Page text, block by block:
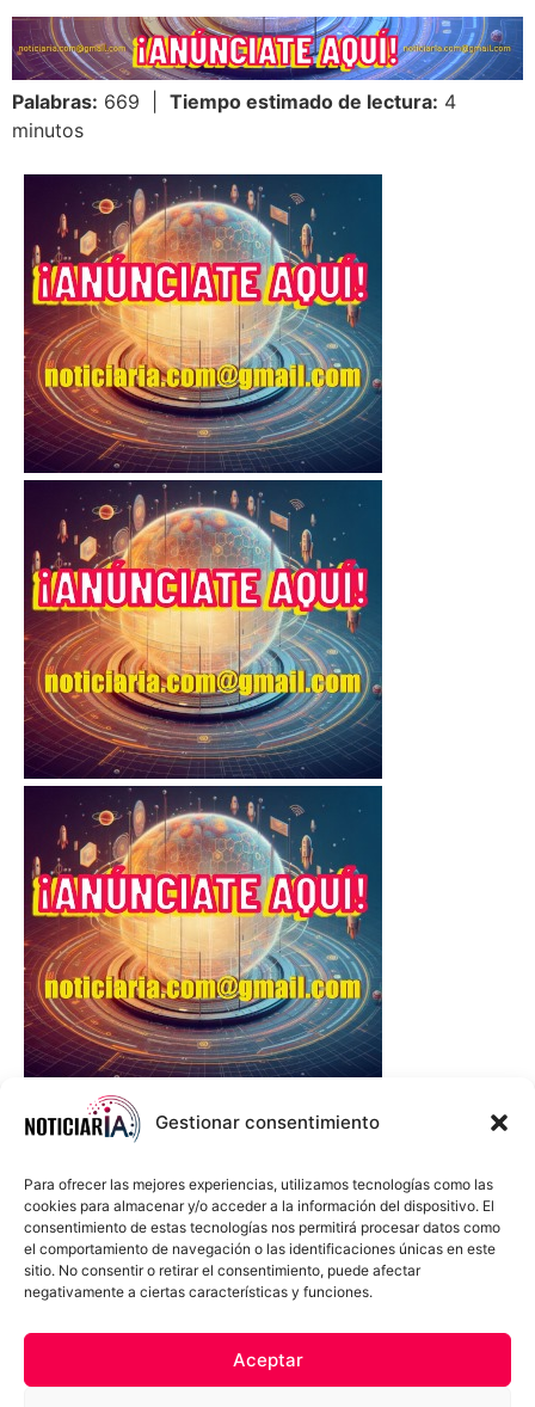
Gestionar consentimiento
Para ofrecer las mejores experiencias, utilizamos tecnologías como las
cookies para almacenar y/o acceder a la información del dispositivo. El
consentimiento de estas tecnologías nos permitirá procesar datos como
el comportamiento de navegación o las identificaciones únicas en este
sitio. No consentir o retirar el consentimiento, puede afectar
negativamente a ciertas características y funciones.
Aceptar
Palabras: 669 | Tiempo estimado de lectura: 4
minutos
Política de cookies
Términos y Condiciones
Aviso Sobre el Uso de IA